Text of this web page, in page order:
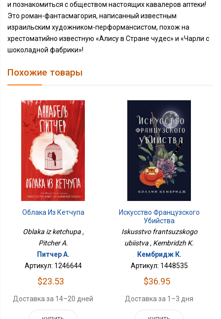
и познакомиться с обществом настоящих кавалеров аптеки!
Это роман-фантасмагория, написанный известным
израильским художником-перформансистом, похож на
хрестоматийно известную «Алису в Стране чудес» и «Чарли с
шоколадной фабрики»!
Похожие товары
Облака Из Кетчупа
Oblaka iz ketchupa ,
Pitcher A.
Питчер А.
Артикул: 1246644
$23.53
Доставка за 14–20 дней
Искусство Французского
Убийства
Iskusstvo frantsuzskogo
ubiistva , Kembridzh K.
Кембридж К.
Артикул: 1448535
$36.95
Доставка за 1–3 дня